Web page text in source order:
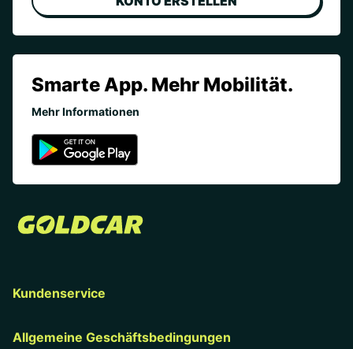
Smarte App. Mehr Mobilität.
Mehr Informationen
Kundenservice
Allgemeine Geschäftsbedingungen